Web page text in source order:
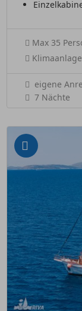
Max 35
Klimaanlage
eigene
7 Nächte